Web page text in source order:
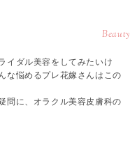
Beauty
イダル美容をしてみたいけ
悩めるプレ花嫁さんはこの
問に、オラクル美容皮膚科の